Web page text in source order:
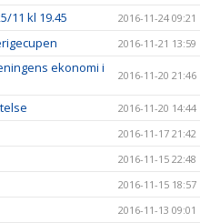
11 kl 19.45 2016-11-24 09:21
2016-11-21 13:59
ekonomi i
2016-11-20 21:46
2016-11-20 14:44
2016-11-17 21:42
2016-11-15 22:48
2016-11-15 18:57
2016-11-13 09:01